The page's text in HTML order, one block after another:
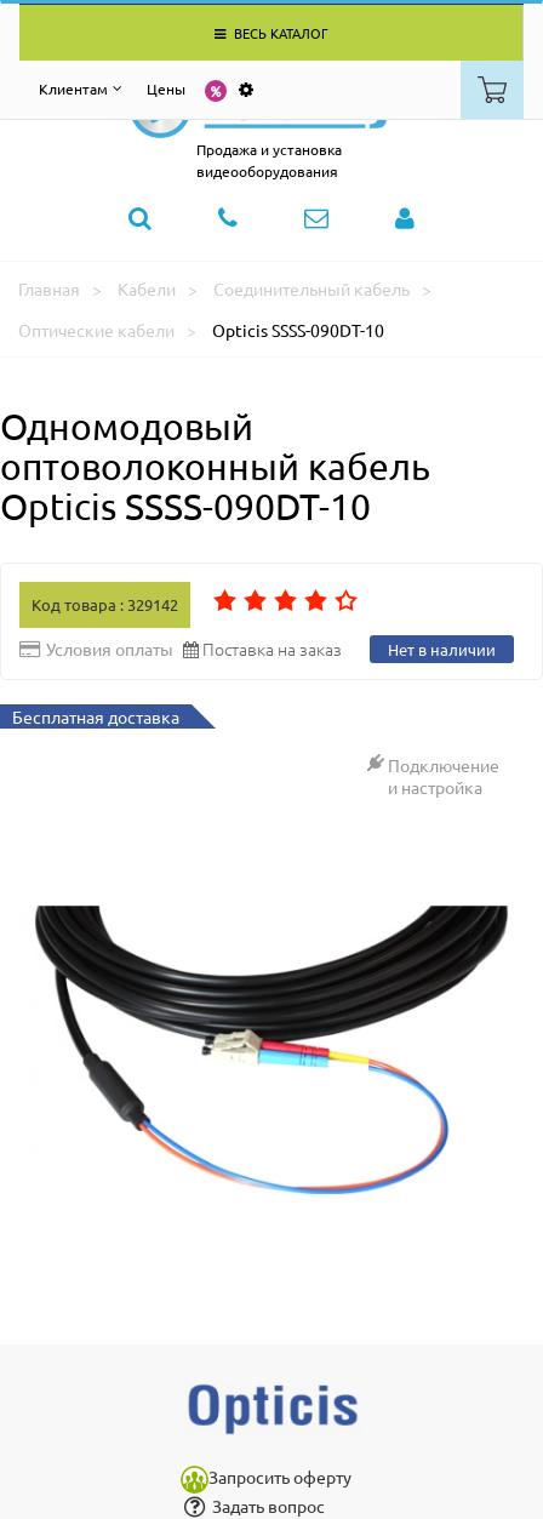
ВЕСЬ КАТАЛОГ
Клиентам Цены
Продажа и установка
видеооборудования
Главная Кабели
Соединительный кабель
Оптические кабели
Opticis SSSS-090DT-10
Одномодовый
оптоволоконный кабель
Opticis SSSS-090DT-10
Код товара : 329142
Условия оплаты Поставка на заказ Нет в наличии
Бесплатная доставка
Подключение
и настройка
Запросить оферту
Задать вопрос